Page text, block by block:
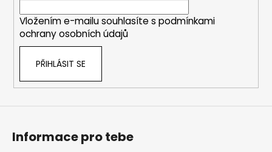
Vložením e-mailu souhlasíte s podmínkami
ochrany osobních údajů
PŘIHLÁSIT SE
Informace pro tebe